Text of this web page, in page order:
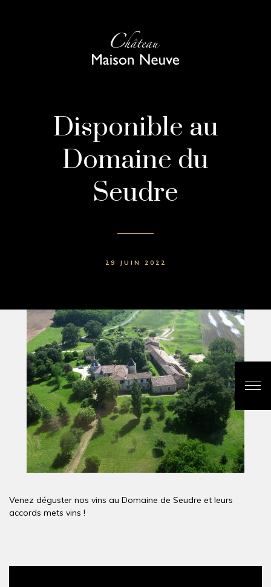
Disponible au
Domaine du
Seudre
29 JUIN 2022
Venez déguster nos vins au Domaine de Seudre et leurs
accords mets vins !